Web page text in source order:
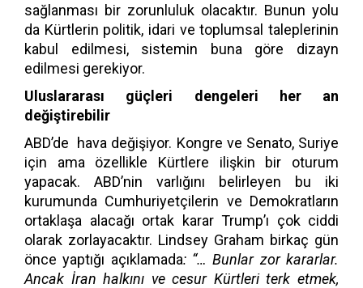
sağlanması bir zorunluluk olacaktır. Bunun yolu
da Kürtlerin politik, idari ve toplumsal taleplerinin
kabul edilmesi, sistemin buna göre dizayn
edilmesi gerekiyor.
Uluslararası güçleri dengeleri her an
değiştirebilir
ABD’de hava değişiyor. Kongre ve Senato, Suriye
için ama özellikle Kürtlere ilişkin bir oturum
yapacak. ABD’nin varlığını belirleyen bu iki
kurumunda Cumhuriyetçilerin ve Demokratların
ortaklaşa alacağı ortak karar Trump’ı çok ciddi
olarak zorlayacaktır. Lindsey Graham birkaç gün
önce yaptığı açıklamada: “… Bunlar zor kararlar.
Ancak İran halkını ve cesur Kürtleri terk etmek,